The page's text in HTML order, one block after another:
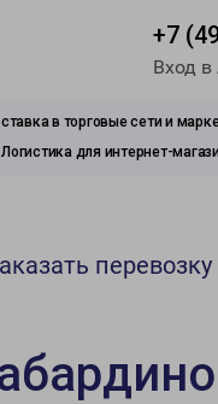
+7
Вход
в торговые сети и
для интернет-
перевозку